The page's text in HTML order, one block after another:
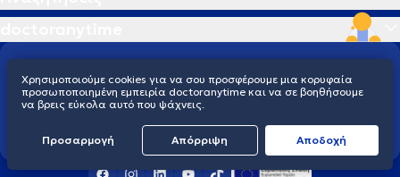
Διαμορφώνουμε το μέλλον της υγείας
παγκοσμίως
Ελλάδα Μεξικό Κολομβία
Βραζιλία
Χρησιμοποιούμε cookies για να σου προσφέρουμε μια κορυφαία
προσωποποιημένη εμπειρία doctoranytime και να σε βοηθήσουμε
να βρεις εύκολα αυτό που ψάχνεις.
Προσαρμογή Απόρριψη Aποδοχή